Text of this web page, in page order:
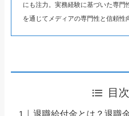
にも注力。実務経験に基づいた専門
を通じてメディアの専門性と信頼性
目次